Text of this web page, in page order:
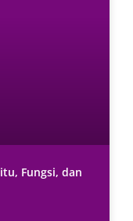
Fungsi, dan